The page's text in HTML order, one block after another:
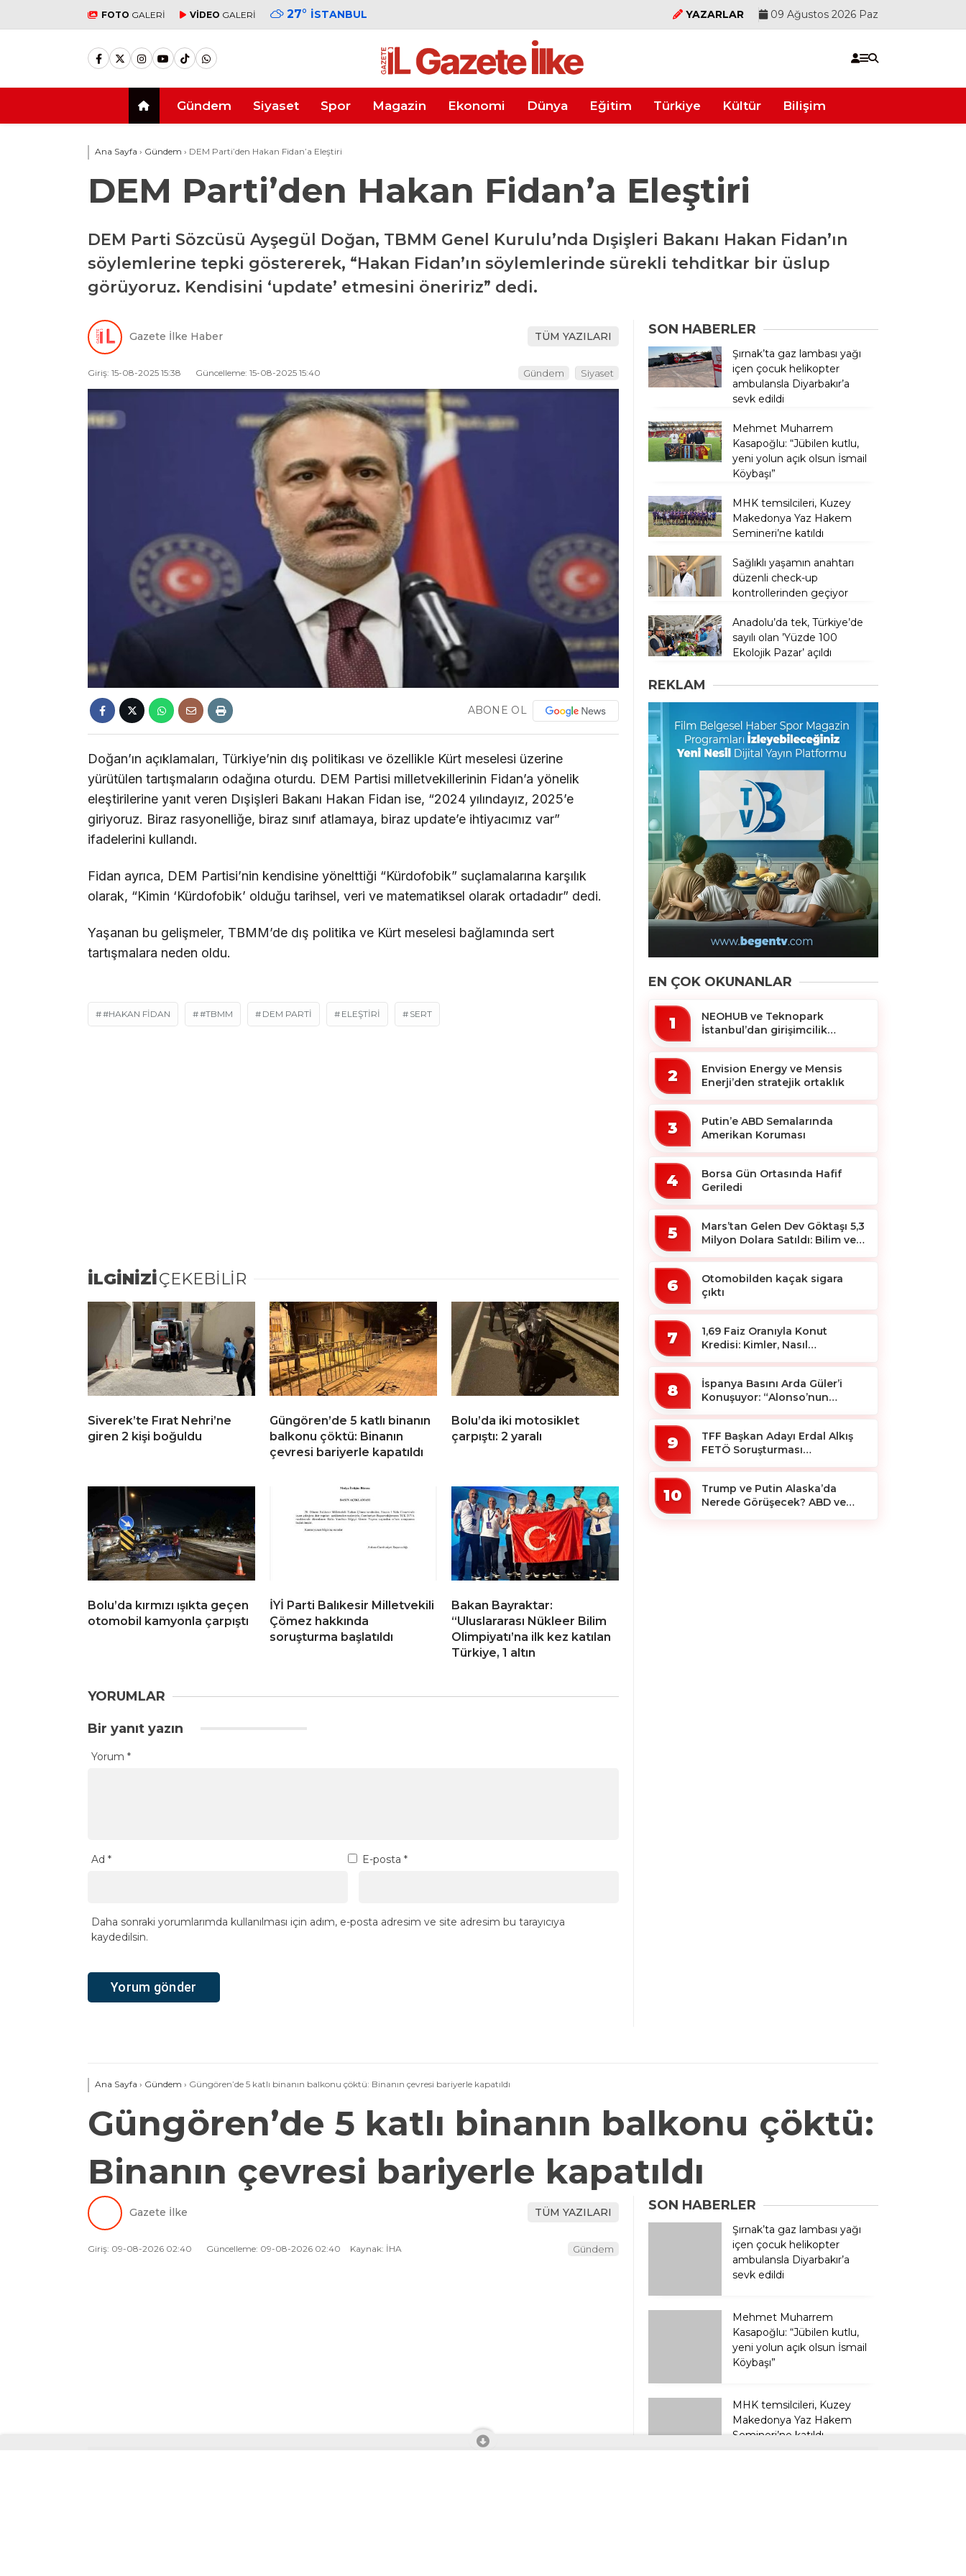
FOTO GALERİ VİDEO GALERİ 27° İSTANBUL YAZARLAR 09 Ağustos 2026 Paz
Gündem Siyaset Spor Magazin Ekonomi Dünya Eğitim Türkiye Kültür Bilişim
Ana Sayfa › Gündem › DEM Parti’den Hakan Fidan’a Eleştiri
DEM Parti’den Hakan Fidan’a Eleştiri
DEM Parti Sözcüsü Ayşegül Doğan, TBMM Genel Kurulu’nda Dışişleri Bakanı Hakan Fidan’ın
söylemlerine tepki göstererek, “Hakan Fidan’ın söylemlerinde sürekli tehditkar bir üslup
görüyoruz. Kendisini ‘update’ etmesini öneririz” dedi.
Gazete İlke Haber TÜM YAZILARI
Giriş: 15-08-2025 15:38 Güncelleme: 15-08-2025 15:40 Gündem Siyaset
ABONE OL
Doğan’ın açıklamaları, Türkiye’nin dış politikası ve özellikle Kürt meselesi üzerine
yürütülen tartışmaların odağına oturdu. DEM Partisi milletvekillerinin Fidan’a yönelik
eleştirilerine yanıt veren Dışişleri Bakanı Hakan Fidan ise, “2024 yılındayız, 2025’e
giriyoruz. Biraz rasyonelliğe, biraz sınıf atlamaya, biraz update’e ihtiyacımız var”
ifadelerini kullandı.
Fidan ayrıca, DEM Partisi’nin kendisine yönelttiği “Kürdofobik” suçlamalarına karşılık
olarak, “Kimin ‘Kürdofobik’ olduğu tarihsel, veri ve matematiksel olarak ortadadır” dedi.
Yaşanan bu gelişmeler, TBMM’de dış politika ve Kürt meselesi bağlamında sert
tartışmalara neden oldu.
#HAKAN FIDAN #TBMM DEM PARTI ELEŞTIRI SERT
İLGİNİZİÇEKEBİLİR
Siverek’te Fırat Nehri’ne
giren 2 kişi boğuldu
Güngören’de 5 katlı binanın
balkonu çöktü: Binanın
çevresi bariyerle kapatıldı
Bolu’da iki motosiklet
çarpıştı: 2 yaralı
Bolu’da kırmızı ışıkta geçen
otomobil kamyonla çarpıştı
İYİ Parti Balıkesir Milletvekili
Çömez hakkında
soruşturma başlatıldı
Bakan Bayraktar:
“Uluslararası Nükleer Bilim
Olimpiyatı’na ilk kez katılan
Türkiye, 1 altın
YORUMLAR
Bir yanıt yazın
Yorum *
Ad * E-posta *
Daha sonraki yorumlarımda kullanılması için adım, e-posta adresim ve site adresim bu tarayıcıya
kaydedilsin.
SON HABERLER
Şırnak’ta gaz lambası yağı
içen çocuk helikopter
ambulansla Diyarbakır’a
sevk edildi
Mehmet Muharrem
Kasapoğlu: “Jübilen kutlu,
yeni yolun açık olsun İsmail
Köybaşı”
MHK temsilcileri, Kuzey
Makedonya Yaz Hakem
Semineri’ne katıldı
Sağlıklı yaşamın anahtarı
düzenli check-up
kontrollerinden geçiyor
Anadolu’da tek, Türkiye’de
sayılı olan ’Yüzde 100
Ekolojik Pazar’ açıldı
REKLAM
EN ÇOK OKUNANLAR
1
NEOHUB ve Teknopark
İstanbul’dan girişimcilik
2
Envision Energy ve Mensis
Enerji’den stratejik ortaklık
3
Putin’e ABD Semalarında
Amerikan Koruması
4
Borsa Gün Ortasında Hafif
Geriledi
5
Mars’tan Gelen Dev Göktaşı 5,3
Milyon Dolara Satıldı: Bilim ve
6
Otomobilden kaçak sigara
çıktı
7
1,69 Faiz Oranıyla Konut
Kredisi: Kimler, Nasıl
8
İspanya Basını Arda Güler’i
Konuşuyor: “Alonso’nun
9
TFF Başkan Adayı Erdal Alkış
FETÖ Soruşturması
10
Trump ve Putin Alaska’da
Nerede Görüşecek? ABD ve
Ana Sayfa › Gündem › Güngören’de 5 katlı binanın balkonu çöktü: Binanın çevresi bariyerle kapatıldı
Güngören’de 5 katlı binanın balkonu çöktü:
Binanın çevresi bariyerle kapatıldı
Gazete İlke TÜM YAZILARI
Giriş: 09-08-2026 02:40 Güncelleme: 09-08-2026 02:40 Kaynak: İHA Gündem
SON HABERLER
Şırnak’ta gaz lambası yağı
içen çocuk helikopter
ambulansla Diyarbakır’a
sevk edildi
Kasapoğlu: “Jübilen kutlu,
yeni yolun açık olsun İsmail
Köybaşı”
Semineri’ne katıldı
Sağlıklı yaşamın anahtarı